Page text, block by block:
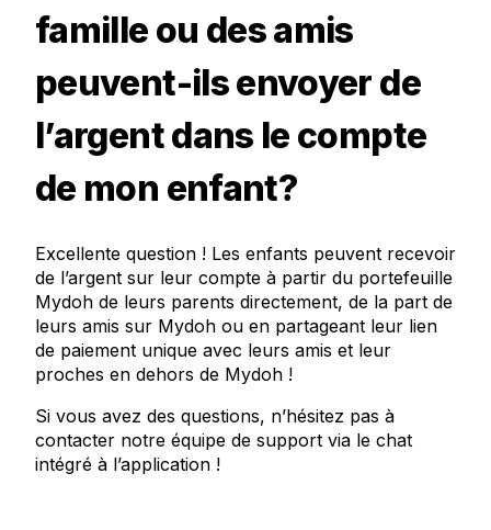
famille ou des amis
peuvent-ils envoyer de
l’argent dans le compte
de mon enfant?
Excellente question ! Les enfants peuvent recevoir
de l’argent sur leur compte à partir du portefeuille
Mydoh de leurs parents directement, de la part de
leurs amis sur Mydoh ou en partageant leur lien
de paiement unique avec leurs amis et leur
proches en dehors de Mydoh !
Si vous avez des questions, n’hésitez pas à
contacter notre équipe de support via le chat
intégré à l’application !